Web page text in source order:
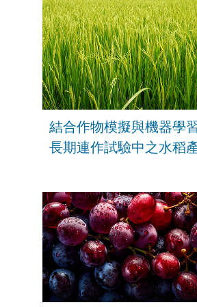
結合作物模擬與機器學
長期連作試驗中之水稻